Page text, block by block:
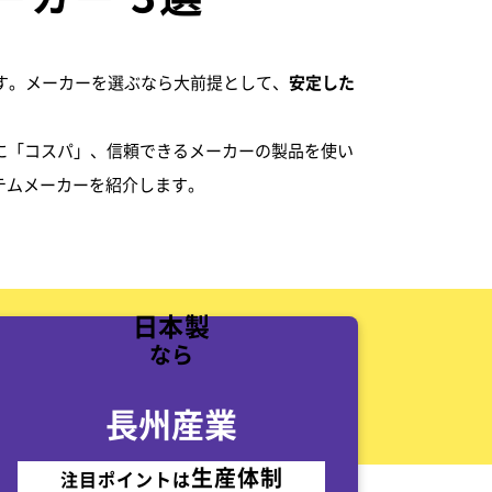
メーカーを選ぶなら大前提として、 安定した
コスパ」、信頼できるメーカーの製品を使い
メーカーを紹介します。
日本製
なら
長州産業
注目ポイントは生産体制